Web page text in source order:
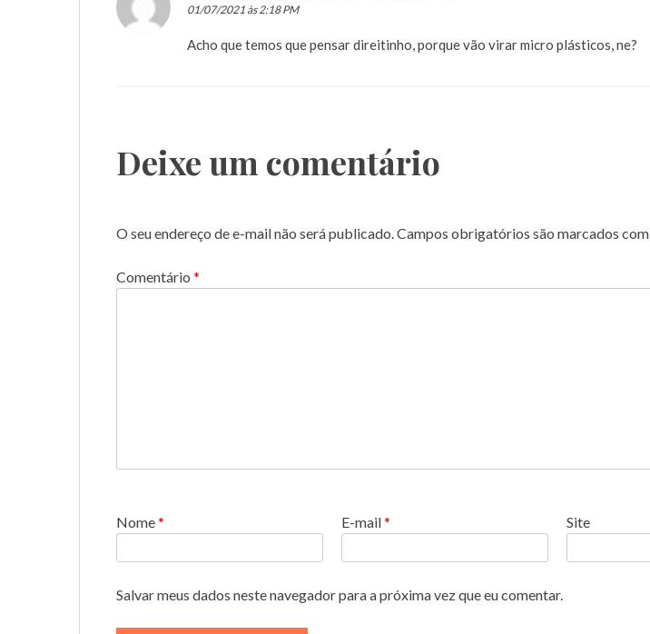
01/07/2021 às 2:18 PM
Acho que temos que pensar direitinho, porque vão virar micro plásticos, ne?
Deixe um comentário
O seu endereço de e-mail não será publicado.Campos obrigatórios são marcados com
Comentário *
Nome* E-mail* Site
Salvar meus dados neste navegador para a próxima vez que eu comentar.